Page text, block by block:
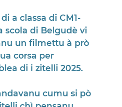
a classa di CM1-
scola di Belgudè vi
un filmettu à prò
corsa per
di i zitelli 2025.
cumu si pò